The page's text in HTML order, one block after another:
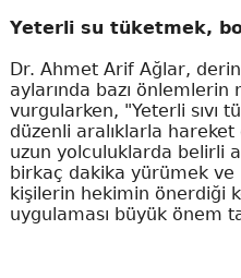
Yeterli su tüketmek,
Dr. Ahmet Arif Ağlar,
aylarında bazı önlemlerin
vurgularken, "Yeterli sıvı
düzenli aralıklarla
uzun yolculuklarda belirli
birkaç dakika yürümek
kişilerin hekimin önerdiği
uygulaması büyük önem